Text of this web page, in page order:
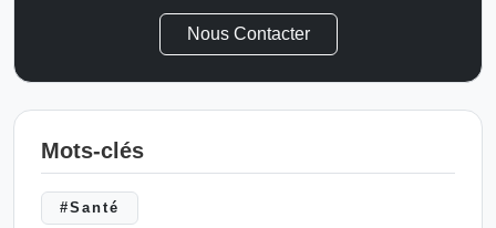
Nous Contacter
Mots-clés
#Santé